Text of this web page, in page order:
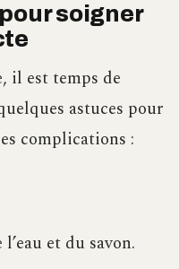
soigner
il est temps de
astuces pour
complications :
et du savon.